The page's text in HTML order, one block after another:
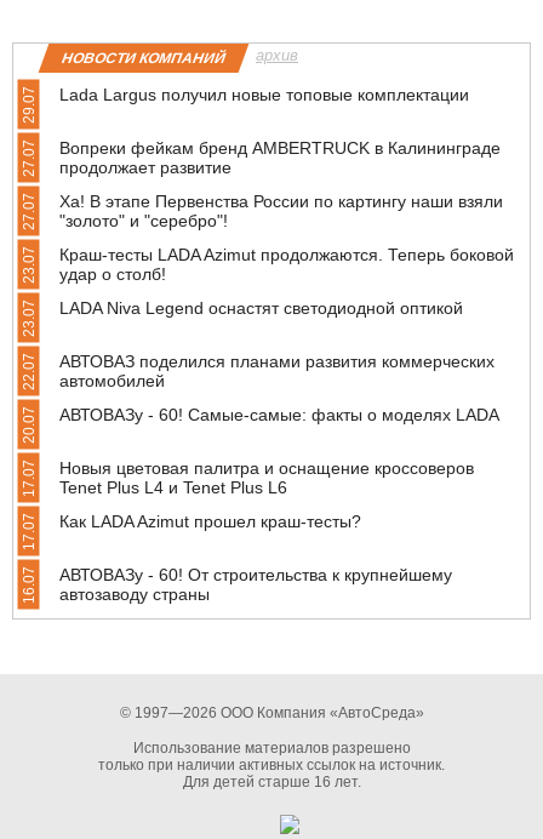
НОВОСТИ КОМПАНИЙ архив
29.07 Lada Largus получил новые топовые комплектации
27.07
Вопреки фейкам бренд AMBERTRUCK в Калининграде
продолжает развитие
27.07
Ха! В этапе Первенства России по картингу наши взяли
"золото" и "серебро"!
23.07
Краш-тесты LADA Azimut продолжаются. Теперь боковой
удар о столб!
23.07 LADA Niva Legend оснастят светодиодной оптикой
22.07
АВТОВАЗ поделился планами развития коммерческих
автомобилей
20.07 АВТОВАЗу - 60! Самые-самые: факты о моделях LADA
17.07
Новыя цветовая палитра и оснащение кроссоверов
Tenet Plus L4 и Tenet Plus L6
17.07 Как LADA Azimut прошел краш-тесты?
16.07
АВТОВАЗу - 60! От строительства к крупнейшему
автозаводу страны
© 1997—2026 ООО Компания «АвтоСреда»
Использование материалов разрешено
только при наличии активных ссылок на источник.
Для детей старше 16 лет.